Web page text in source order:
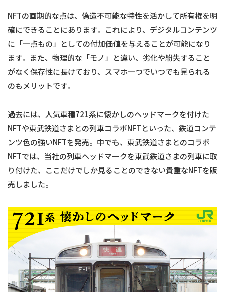
NFTの画期的な点は、偽造不可能な特性を活かして所有権を明
確にできることにあります。これにより、デジタルコンテンツ
に「一点もの」としての付加価値を与えることが可能になり
ます。また、物理的な「モノ」と違い、劣化や紛失すること
がなく保存性に長けており、スマホ一つでいつでも見られる
のもメリットです。
過去には、人気車種721系に懐かしのヘッドマークを付けた
NFTや東武鉄道さまとの列車コラボNFTといった、鉄道コンテ
ンツ色の強いNFTを発売。中でも、東武鉄道さまとのコラボ
NFTでは、当社の列車ヘッドマークを東武鉄道さまの列車に取
り付けた、ここだけでしか見ることのできない貴重なNFTを販
売しました。